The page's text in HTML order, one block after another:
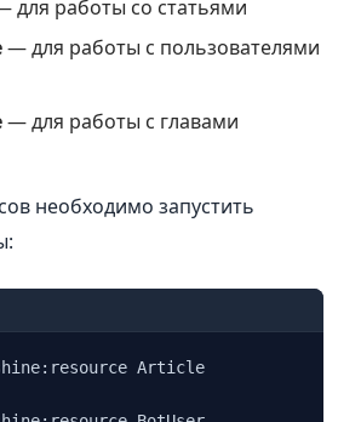
для работы со статьями
— для работы с пользователями
— для работы с главами
необходимо запустить
Article